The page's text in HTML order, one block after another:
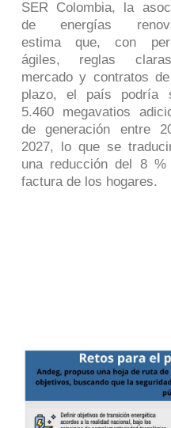
SER Colombia, la
de energías
estima que, con
ágiles, reglas
mercado y contratos
plazo, el país podría
5.460 megavatios
de generación entre
2027, lo que se
una reducción del 8
factura de los hogares.